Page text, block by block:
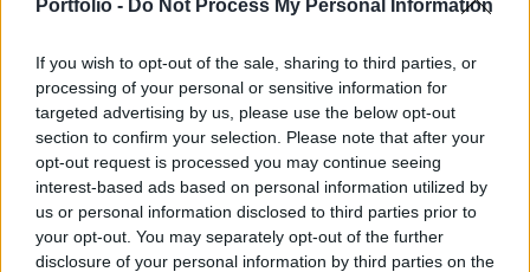
Portfolio - Do Not Process My Personal Information
If you wish to opt-out of the sale, sharing to third parties, or
processing of your personal or sensitive information for
targeted advertising by us, please use the below opt-out
section to confirm your selection. Please note that after your
opt-out request is processed you may continue seeing
interest-based ads based on personal information utilized by
us or personal information disclosed to third parties prior to
your opt-out. You may separately opt-out of the further
disclosure of your personal information by third parties on the
Az ukrán parlament működésében az elmúlt hónapokban
jelentős nehézségek merültek fel, mivel a kormányzat nem
tudta biztosítani a szükséges szavazatokat az ülések
során. A kijevi újság által megkérdezett szakértők és
törvényhozók szerint ez nem politikai nézeteltérésekből,
hanem a képviselők általános frusztrációjából fakad. A
problémák között szerepelnek...